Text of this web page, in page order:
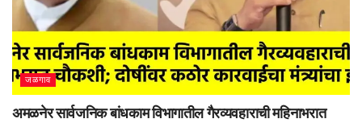
जळगाव
अमळनेर सार्वजनिक बांधकाम विभागातील गैरव्यवहाराची महिनाभरात